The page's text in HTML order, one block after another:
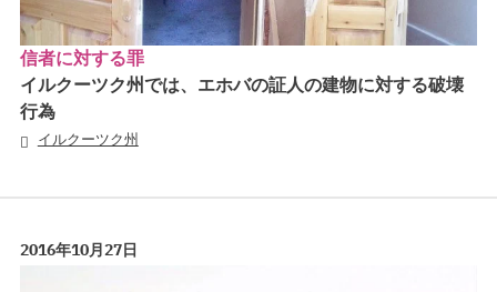
信者に対する罪
イルクーツク州では、エホバの証人の建物に対する破壊
行為
イルクーツク州
2016年10月27日